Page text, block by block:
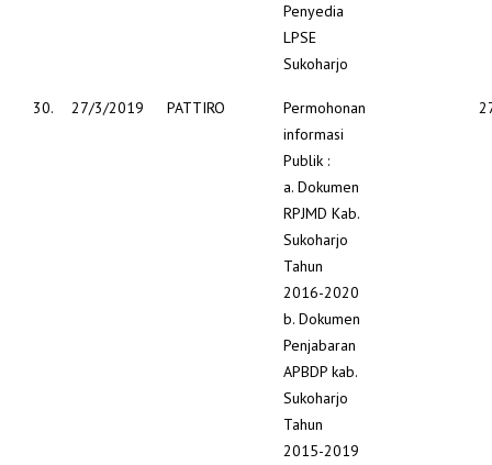
Penyedia
LPSE
Sukoharjo
30. 27/3/2019 PATTIRO
Permohonan
informasi
Publik :
a. Dokumen
RPJMD Kab.
Sukoharjo
Tahun
2016-2020
b. Dokumen
Penjabaran
APBDP kab.
Sukoharjo
Tahun
2015-2019